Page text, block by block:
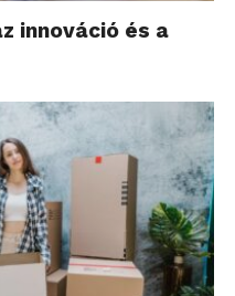
innováció és a